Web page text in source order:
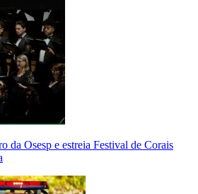
da Osesp e estreia Festival de Corais